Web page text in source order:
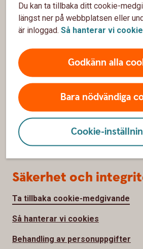
Du kan ta tillbaka ditt cookie-
längst ner på webbplatsen eller
är inloggad. Så hanterar vi
Godkänn alla
Bara nödvändiga
Cookie-
Om oss
Om Sölvesborg-Mjällby Sparbank
Hållbarhet
Samhällsengagemang
Press
Jobba hos oss
Säkerhet och
Ta tillbaka cookie-medgivande
Så hanterar vi cookies
Behandling av personuppgifter